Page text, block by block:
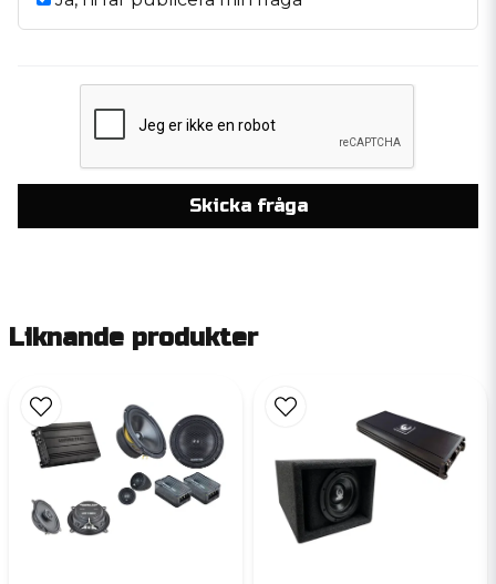
Skicka fråga
Liknande produkter